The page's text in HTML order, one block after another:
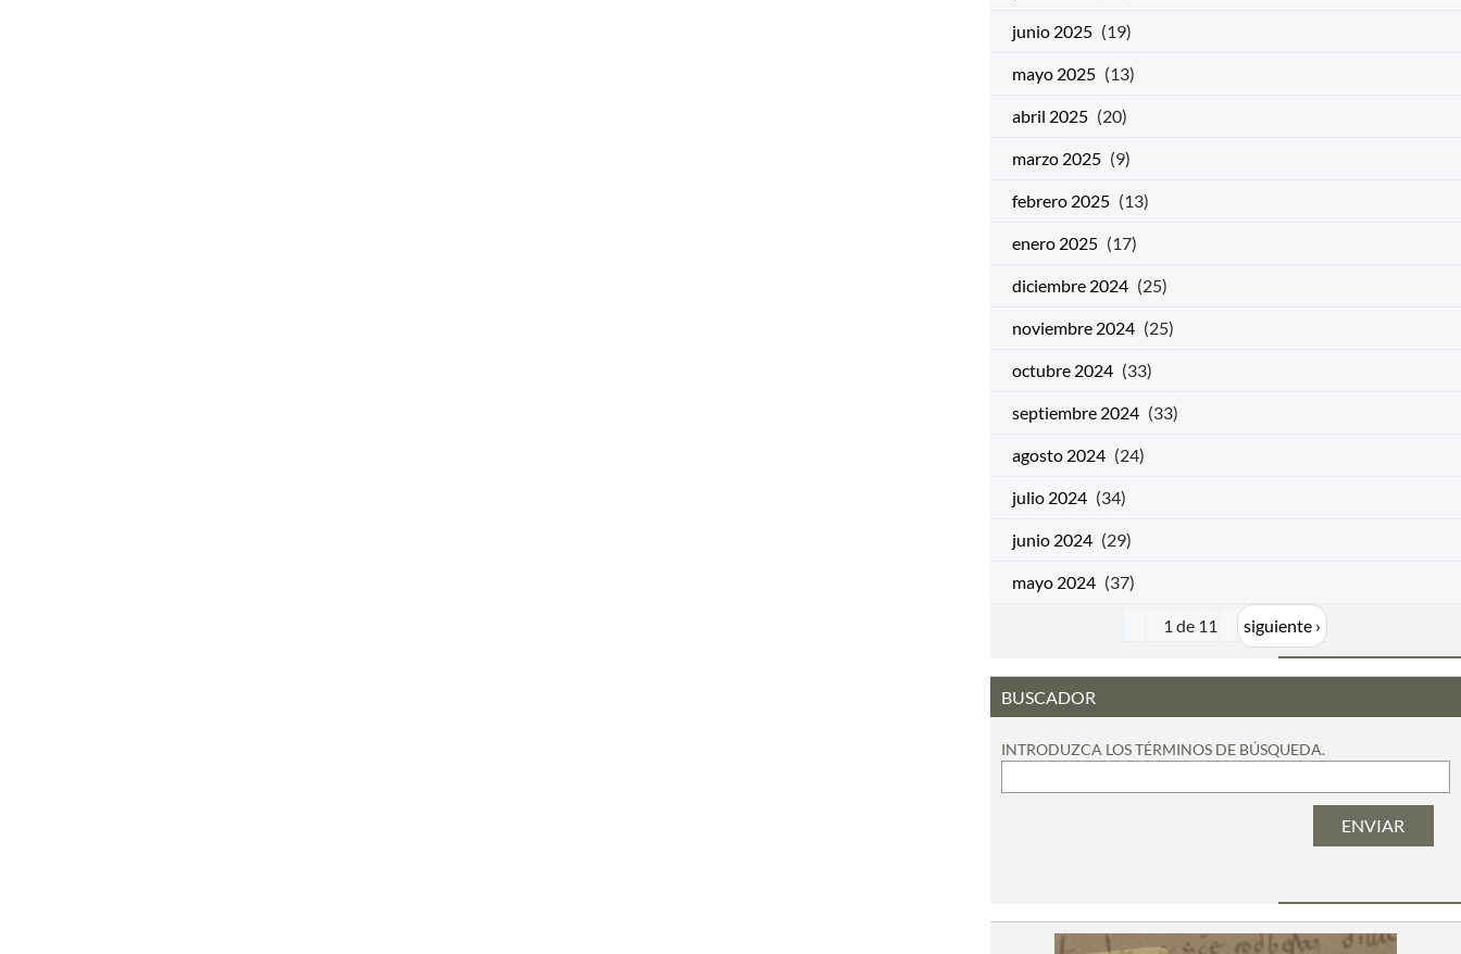
junio 2025 (19)
mayo 2025 (13)
abril 2025 (20)
marzo 2025 (9)
febrero 2025 (13)
enero 2025 (17)
diciembre 2024 (25)
noviembre 2024 (25)
octubre 2024 (33)
septiembre 2024 (33)
agosto 2024 (24)
julio 2024 (34)
junio 2024 (29)
mayo 2024 (37)
1 de 11 siguiente ›
BUSCADOR
INTRODUZCA LOS TÉRMINOS DE BÚSQUEDA.